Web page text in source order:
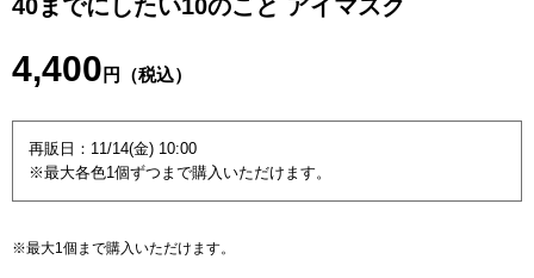
40までにしたい10のこと アイマスク
4,400 円（税込）
再販日：11/14(金) 10:00
※最大各色1個ずつまで購入いただけます。
※最大1個まで購入いただけます。